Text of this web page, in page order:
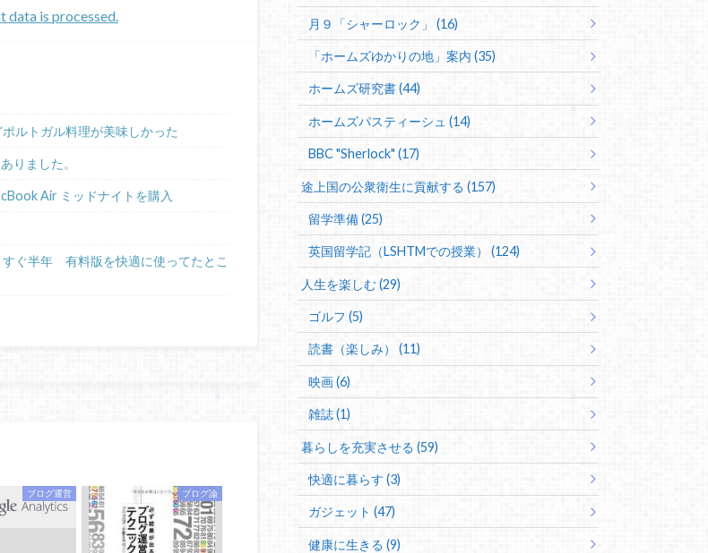
data is processed.
ルトガル料理が美味しかった
りました。
Air ミッドナイトを購入
すぐ半年 有料版を快適に使ってたとこ
ブログ運営 ブログ論
月９「シャーロック」 (16)
「ホームズゆかりの地」案内 (35)
ホームズ研究書 (44)
ホームズパスティーシュ (14)
BBC "Sherlock" (17)
途上国の公衆衛生に貢献する (157)
留学準備 (25)
英国留学記（LSHTMでの授業） (124)
人生を楽しむ (29)
ゴルフ (5)
読書（楽しみ） (11)
映画 (6)
雑誌 (1)
暮らしを充実させる (59)
快適に暮らす (3)
ガジェット (47)
健康に生きる (9)